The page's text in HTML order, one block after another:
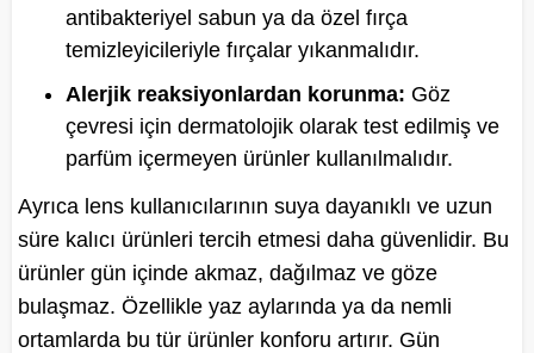
antibakteriyel sabun ya da özel fırça
temizleyicileriyle fırçalar yıkanmalıdır.
Alerjik reaksiyonlardan korunma: Göz
çevresi için dermatolojik olarak test edilmiş ve
parfüm içermeyen ürünler kullanılmalıdır.
Ayrıca lens kullanıcılarının suya dayanıklı ve uzun
süre kalıcı ürünleri tercih etmesi daha güvenlidir. Bu
ürünler gün içinde akmaz, dağılmaz ve göze
bulaşmaz. Özellikle yaz aylarında ya da nemli
ortamlarda bu tür ürünler konforu artırır. Gün